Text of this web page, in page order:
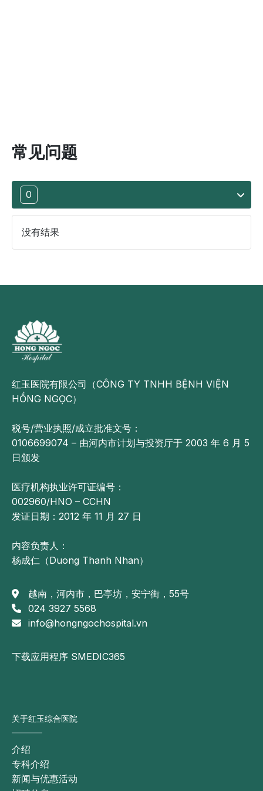
常见问题
0
没有结果
红玉医院有限公司（CÔNG TY TNHH BỆNH VIỆN
HỒNG NGỌC）
税号/营业执照/成立批准文号：
0106699074 – 由河内市计划与投资厅于 2003 年 6 月 5
日颁发
医疗机构执业许可证编号：
002960/HNO – CCHN
发证日期：2012 年 11 月 27 日
内容负责人：
杨成仁（Duong Thanh Nhan）
越南，河内市，巴亭坊，安宁街，55号
024 3927 5568
info@hongngochospital.vn
下载应用程序 SMEDIC365
关于红玉综合医院
介绍
专科介绍
新闻与优惠活动